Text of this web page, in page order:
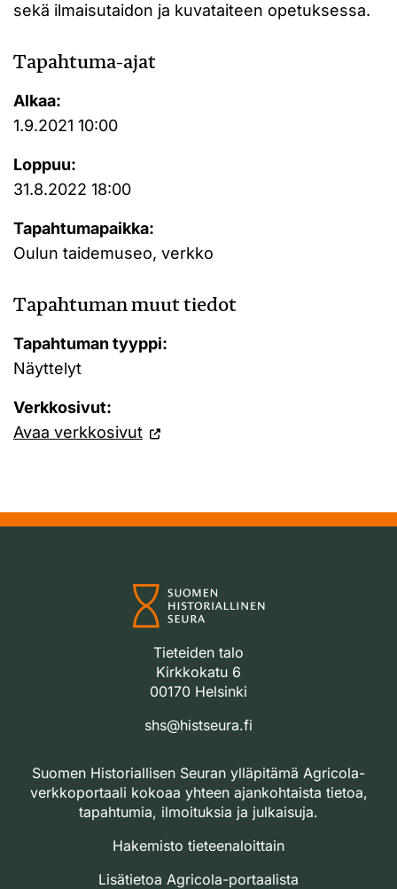
sekä ilmaisutaidon ja kuvataiteen opetuksessa.
Tapahtuma-ajat
Alkaa:
1.9.2021 10:00
Loppuu:
31.8.2022 18:00
Tapahtumapaikka:
Oulun taidemuseo, verkko
Tapahtuman muut tiedot
Tapahtuman tyyppi:
Näyttelyt
Verkkosivut:
Avaa verkkosivut
Tieteiden talo
Kirkkokatu 6
00170 Helsinki
shs@histseura.fi
Suomen Historiallisen Seuran ylläpitämä Agricola-
verkkoportaali kokoaa yhteen ajankohtaista tietoa,
tapahtumia, ilmoituksia ja julkaisuja.
Hakemisto tieteenaloittain
Lisätietoa Agricola-portaalista